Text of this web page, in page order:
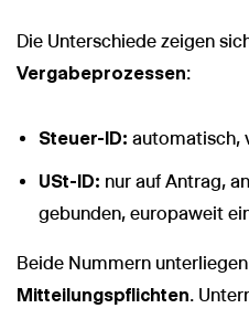
Die Unterschiede zeigen
Vergabeprozessen:
Steuer-ID: automatisch,
USt-ID: nur auf Antrag,
gebunden, europaweit
Beide Nummern
Mitteilungspflichten.